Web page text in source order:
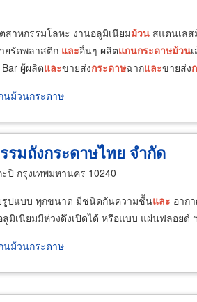
สาหกรรมโลหะ งานอลูมิเนียมม้วน สแตนเล
ยรัดพลาสติก และอื่นๆ ผลิตแกนกระดาษม้วน
ผู้ผลิตและขายส่งกระดาษฉากและขายส่ง
นม้วนกระดาษ
มถังกระดาษไทย จำกัด
ปิ กรุงเทพมหานคร 10240
รูปแบบ ทุกขนาด มีชนิดกันความชื้นและ อาก
มิเนียมมีห่วงดึงเปิดได้ หรือแบบ แผ่นฟลอยด์
นม้วนกระดาษ